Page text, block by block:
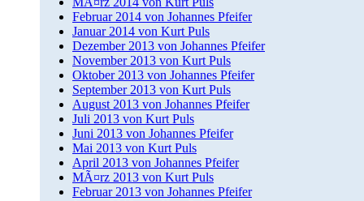
Februar 2014 von Johannes Pfeifer
Januar 2014 von Kurt Puls
Dezember 2013 von Johannes Pfeifer
November 2013 von Kurt Puls
Oktober 2013 von Johannes Pfeifer
September 2013 von Kurt Puls
August 2013 von Johannes Pfeifer
Juli 2013 von Kurt Puls
Juni 2013 von Johannes Pfeifer
Mai 2013 von Kurt Puls
April 2013 von Johannes Pfeifer
MÃ¤rz 2013 von Kurt Puls
Februar 2013 von Johannes Pfeifer